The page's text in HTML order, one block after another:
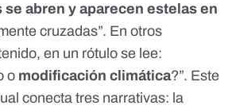
se abren y aparecen estelas en
cruzadas”. En otros
en un rótulo se lee:
o modificación climática?”. Este
conecta tres narrativas: la